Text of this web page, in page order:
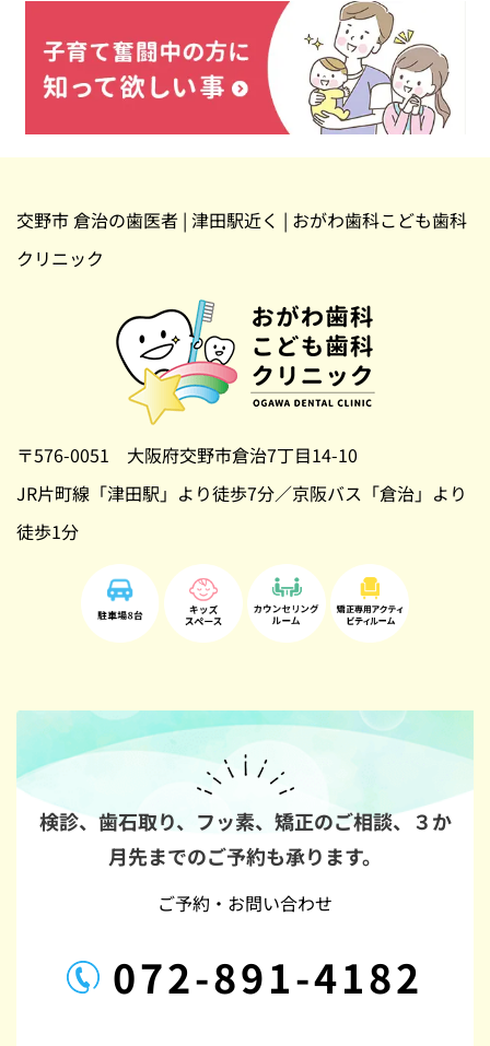
交野市 倉治の歯医者 | 津田駅近く | おがわ歯科こども歯科
クリニック
〒576-0051 大阪府交野市倉治7丁目14-10
JR片町線「津田駅」より徒歩7分／京阪バス「倉治」より
徒歩1分
検診、歯石取り、フッ素、矯正のご相談、 ３か
月先までのご予約も承ります。
ご予約・お問い合わせ
072-891-4182